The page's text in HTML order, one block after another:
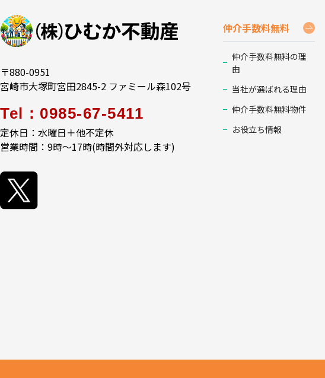
〒880-0951
宮崎市大塚町宮田2845-2 ファミール森102号
Tel：0985-67-5411
定休日：水曜日＋他不定休
営業時間：9時～17時(時間外対応します)
仲介手数料無料
仲介手数料無料の理
由
当社が選ばれる理由
仲介手数料無料物件
お役立ち情報